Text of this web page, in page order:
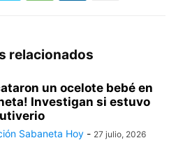
relacionados
un ocelote bebé en
Investigan si estuvo
Sabaneta Hoy - 27 julio, 2026